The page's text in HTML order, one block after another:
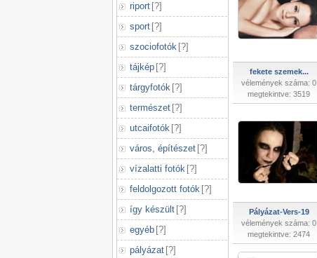
riport [?]
sport [?]
szociofotók [?]
tájkép [?]
tárgyfotók [?]
természet [?]
utcaifotók [?]
város, építészet [?]
vízalatti fotók [?]
feldolgozott fotók [?]
így készült [?]
egyéb [?]
pályázat [?]
fekete szemek...
vélemények száma: 0
megtekintve: 3519
Pályázat-Vers-19
vélemények száma: 0
megtekintve: 2474